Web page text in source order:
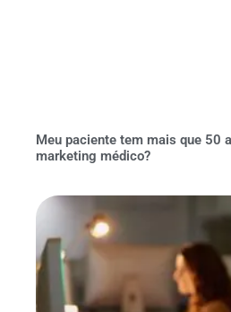
Meu paciente tem mais que 50
marketing médico?